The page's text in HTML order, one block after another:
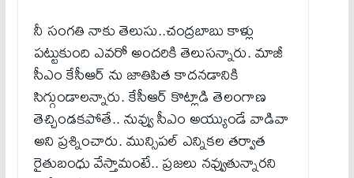
నీ సంగతి నాకు తెలుసు..చంద్రబాబు కాళ్లు
పట్టుకుంది ఎవరో అందరికి తెలుసన్నారు. మాజీ
సీఎం కేసీఆర్ ను జాతిపిత కాదనడానికి
సిగ్గుండాలన్నారు. కేసీఆర్ కొట్లాడి తెలంగాణ
తెచ్చిండకపోతే.. నువ్వు సీఎం అయ్యుండే వాడివా
అని ప్రశ్నించారు. మున్సిపల్ ఎన్నికల తర్వాత
రైతుబంధు వేస్తామంటే.. ప్రజలు నవ్వుతున్నారని